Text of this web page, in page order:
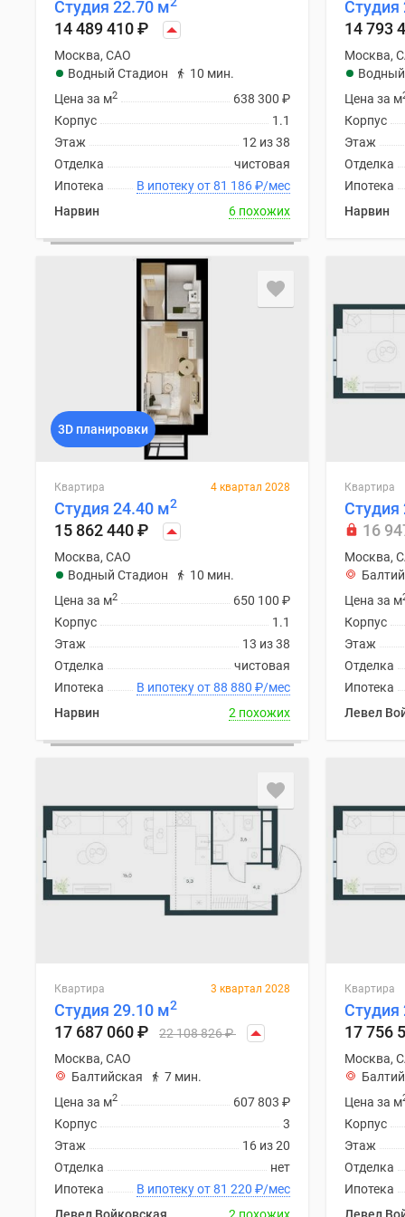
Рассрочка
Траншевая
коттеджи
Коттеджные
поселки
Студия 22.70 м
14 489 410₽
Москва, САО
Водный Стадион
10 мин.
638 300 ₽
Цена за м2
1.1
Корпус
12 из 38
Этаж
чистовая
Отделка
В ипотеку от 81 186₽/мес
Ипотека
Нарвин
6 похожих
Студия
14 793
Москва,
Цена за м
Корпус
Этаж
Отделка
Ипотека
Нарвин
3D планировки
Квартира 4 квартал 2028
Студия 24.40 м2
15 862 440₽
Москва, САО
Водный Стадион
10 мин.
650 100 ₽
Цена за м2
1.1
Корпус
13 из 38
Этаж
чистовая
Отделка
В ипотеку от 88 880 ₽/мес
Ипотека
Нарвин
2 похожих
Квартира
Студия
16
Москва,
Цена за м
Корпус
Этаж
Отделка
Ипотека
Левел
Квартира 3 квартал 2028
Студия 29.10 м2
17 687 060₽ 22 108 826₽
Москва, САО
Балтийская
7 мин.
607 803 ₽
Цена за м2
3
Корпус
16 из 20
Этаж
нет
Отделка
В ипотеку от 81 220 ₽/мес
Ипотека
Левел Войковская
2 похожих
Квартира
Студия
17 756
Москва,
Цена за м
Корпус
Этаж
Отделка
Ипотека
Левел